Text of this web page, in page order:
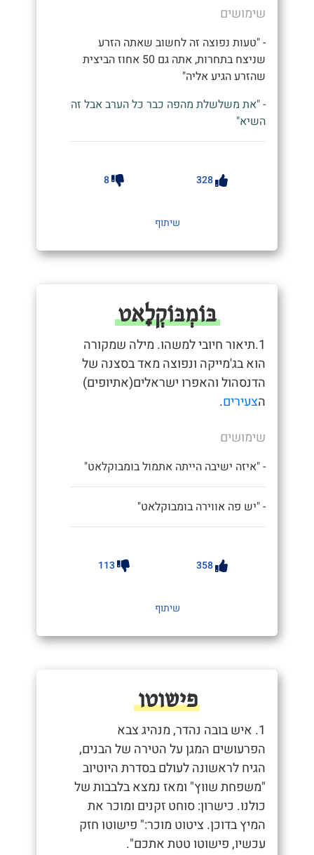
שימושים
- "טעות נפוצה זה לחשוב שאתה הזרע
שניצח בתחרות, אתה גם 50 אחוז הביצית
שהזרע הגיע אליה"
- "את משלשלת מהפה כבר כל הערב אבל זה
השיא"
328
8
שיתוף
בּוֹמְבּוֹקְלָאט
1.תיאור חיובי למשהו. מילה שמקורה
הוא בג'מייקה ונפוצה מאד בסצנה של
הדנסהול והאפרו ישראלים(אתיופים)
הצעירים.
שימושים
- "איזה ישיבה הייתה אתמול בומבוקלאט"
- "יש פה אווירה בומבוקלאט"
358
113
שיתוף
פישוטו
1. איש בובה נהדר, מנהיג צבא
הפרעושים המגן על הטירה של הבנים,
הגיח לראשונה לעולם בסדרת היוטיוב
"משפחת שווץ" ומאז נמצא בלבבות של
כולנו. כישרון: סוחט זקנים ומוכר את
המיץ בדוכן. ציטוט מוכר:" פישוטו חזק
עכשיו, פישוטו טטת אתכם".